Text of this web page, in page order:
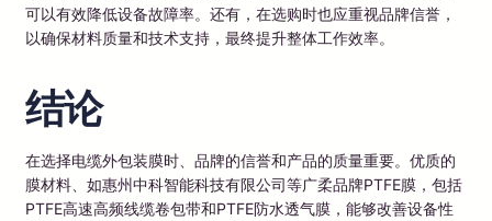
可以有效降低设备故障率。还有，在选购时也应重视品牌信誉，
以确保材料质量和技术支持，最终提升整体工作效率。
结论
在选择电缆外包装膜时、品牌的信誉和产品的质量重要。优质的
膜材料、如惠州中科智能科技有限公司等广柔品牌PTFE膜，包括
PTFE高速高频线缆卷包带和PTFE防水透气膜，能够改善设备性